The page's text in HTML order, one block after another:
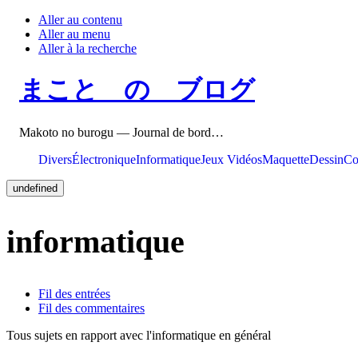
Aller au contenu
Aller au menu
Aller à la recherche
まこと の ブログ
Makoto no burogu — Journal de bord…
DiversÉlectroniqueInformatiqueJeux VidéosMaquetteDessin
undefined
informatique
Fil des entrées
Fil des commentaires
Tous sujets en rapport avec l'informatique en général